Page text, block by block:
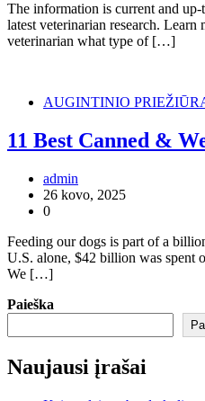
The information is current and
latest veterinarian research.
veterinarian what type of […]
AUGINTINIO
11 Best Canned &
admin
26 kovo, 2025
0
Feeding our dogs is part of a
U.S. alone, $42 billion was spent
We […]
Paieška
Naujausi įrašai